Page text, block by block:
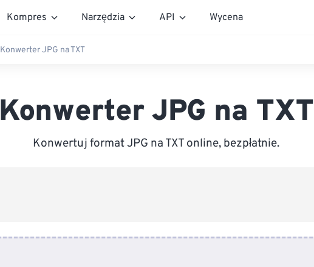
Kompres Narzędzia API Wycena
Konwerter JPG na TXT
Konwerter JPG na TXT
Konwertuj format JPG na TXT online, bezpłatnie.